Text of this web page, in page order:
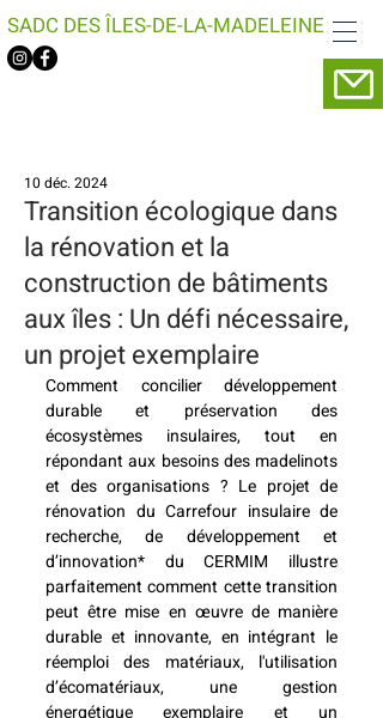
SADC DES ÎLES-DE-LA-MADELEINE
Transition écologique dans
la rénovation et la
construction de bâtiments
aux îles : Un défi nécessaire,
un projet exemplaire
10 déc. 2024
Comment concilier développement
durable et préservation des
écosystèmes insulaires, tout en
répondant aux besoins des madelinots
et des organisations ? Le projet de
rénovation du Carrefour insulaire de
recherche, de développement et
d’innovation* du CERMIM illustre
parfaitement comment cette transition
peut être mise en œuvre de manière
durable et innovante, en intégrant le
réemploi des matériaux, l'utilisation
d’écomatériaux, une gestion
énergétique exemplaire et un